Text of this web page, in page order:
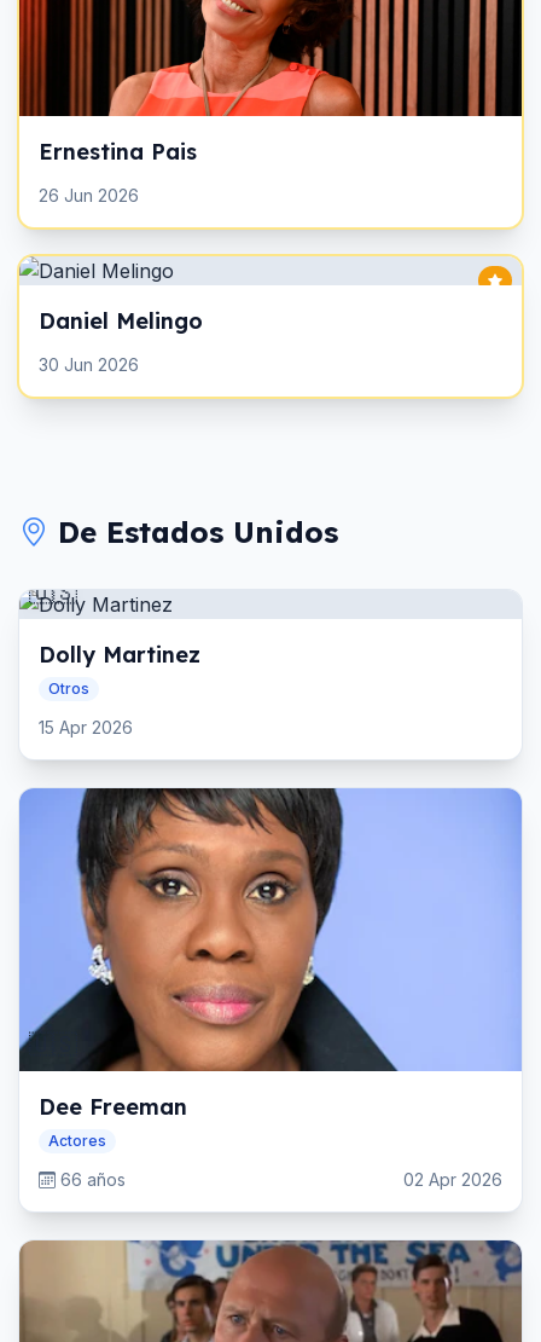
Ernestina Pais
26 Jun 2026
Daniel Melingo
30 Jun 2026
De Estados Unidos
🇺🇸
Dolly Martinez
Otros
15 Apr 2026
🇺🇸
Dee Freeman
Actores
66 años 02 Apr 2026